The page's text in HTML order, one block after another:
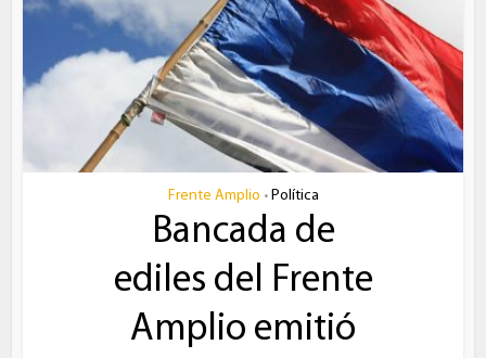
Frente Amplio • Política
Bancada de
ediles del Frente
Amplio emitió